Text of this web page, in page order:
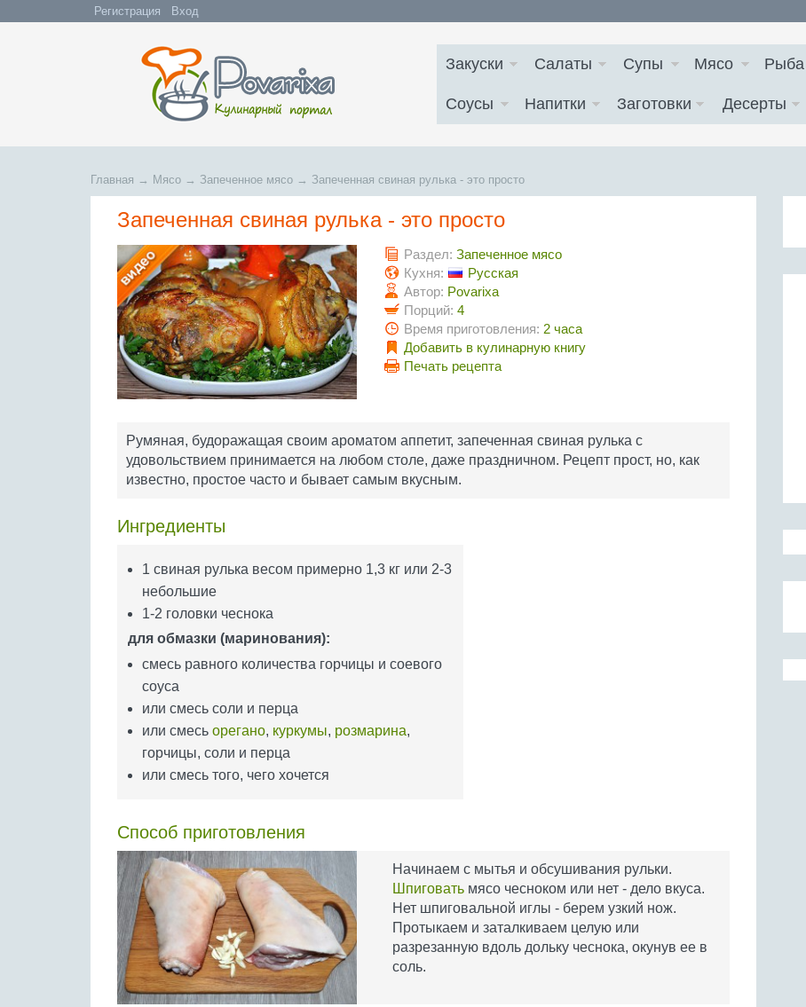
Регистрация Вход
Закуски Салаты Супы Мясо Рыба
Соусы Напитки Заготовки Десерты
Главная → Мясо → Запеченное мясо → Запеченная свиная рулька - это просто
Запеченная свиная рулька - это просто
Раздел: Запеченное мясо
Кухня:
Русская
Автор: Povarixa
Порций: 4
Время приготовления: 2 часа
Добавить в кулинарную книгу
Печать рецепта
Румяная, будоражащая своим ароматом аппетит, запеченная свиная рулька с
удовольствием принимается на любом столе, даже праздничном. Рецепт прост, но, как
известно, простое часто и бывает самым вкусным.
Ингредиенты
1 свиная рулька весом примерно 1,3 кг или 2-3
небольшие
1-2 головки чеснока
для обмазки (маринования):
смесь равного количества горчицы и соевого
соуса
или смесь соли и перца
или смесь орегано, куркумы, розмарина,
горчицы, соли и перца
или смесь того, чего хочется
Способ приготовления
Начинаем с мытья и обсушивания рульки.
Шпиговать мясо чесноком или нет - дело вкуса.
Нет шпиговальной иглы - берем узкий нож.
Протыкаем и заталкиваем целую или
разрезанную вдоль дольку чеснока, окунув ее в
соль.